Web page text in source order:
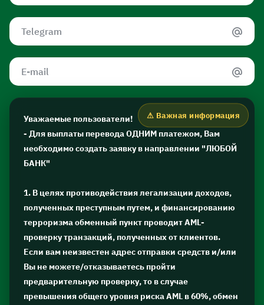
Уважаемые пользователи!
- Для выплаты перевода ОДНИМ платежом, Вам
необходимо создать заявку в направлении "ЛЮБОЙ
БАНК"
1. В целях противодействия легализации доходов,
полученных преступным путем, и финансированию
терроризма обменный пункт проводит AML-
проверку транзакций, полученных от клиентов.
Если вам неизвестен адрес отправки средств и/или
Вы не можете/отказываетесь пройти
предварительную проверку, то в случае
превышения общего уровня риска AML в 60%, обмен